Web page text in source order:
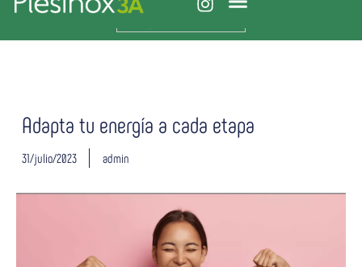
Adapta tu energía a cada etapa
31/julio/2023 admin